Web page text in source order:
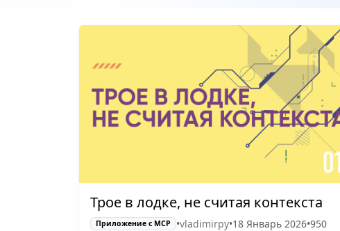
Трое в лодке, не считая контекста
Приложение с МСР •vladimirpy•18 Январь 2026•950